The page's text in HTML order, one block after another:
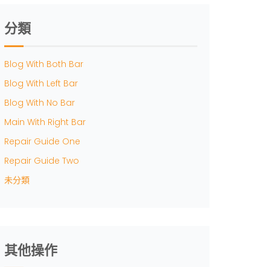
分類
Blog With Both Bar
Blog With Left Bar
Blog With No Bar
Main With Right Bar
Repair Guide One
Repair Guide Two
未分類
其他操作